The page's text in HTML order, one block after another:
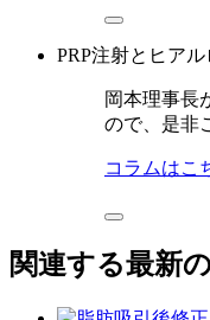
PRP注射とヒア
岡本理事長
ので、是非
コラムはこ
関連する最新